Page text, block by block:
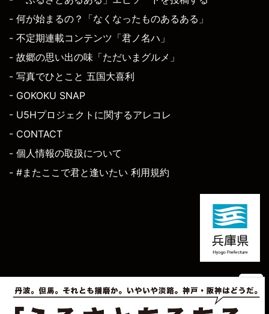
- 何が始まるの？「なくなったものあるある」
- 不定期連載コンテンツ「君ノ名ハ」
- 故郷の思い出の味「ただいまグルメ」
- 写真でひとこと 五国大喜利
- GOKOKU SNAP
- U5Hプロジェクトに関するアレコレ
- CONTACT
- 個人情報の取扱について
- #またここで君と逢いたい 利用規約